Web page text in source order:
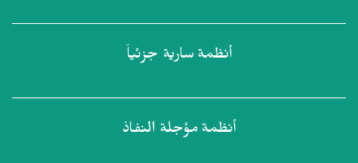
أنظمة سارية جزئياً
أنظمة مؤجلة النفاذ